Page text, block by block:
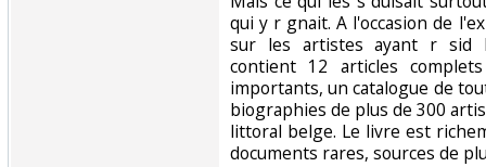
qui y r gnait. A l'occasion de
sur les artistes ayant r sid
contient 12 articles
importants, un catalogue de
biographies de plus de 300
littoral belge. Le livre est
documents rares, sources de